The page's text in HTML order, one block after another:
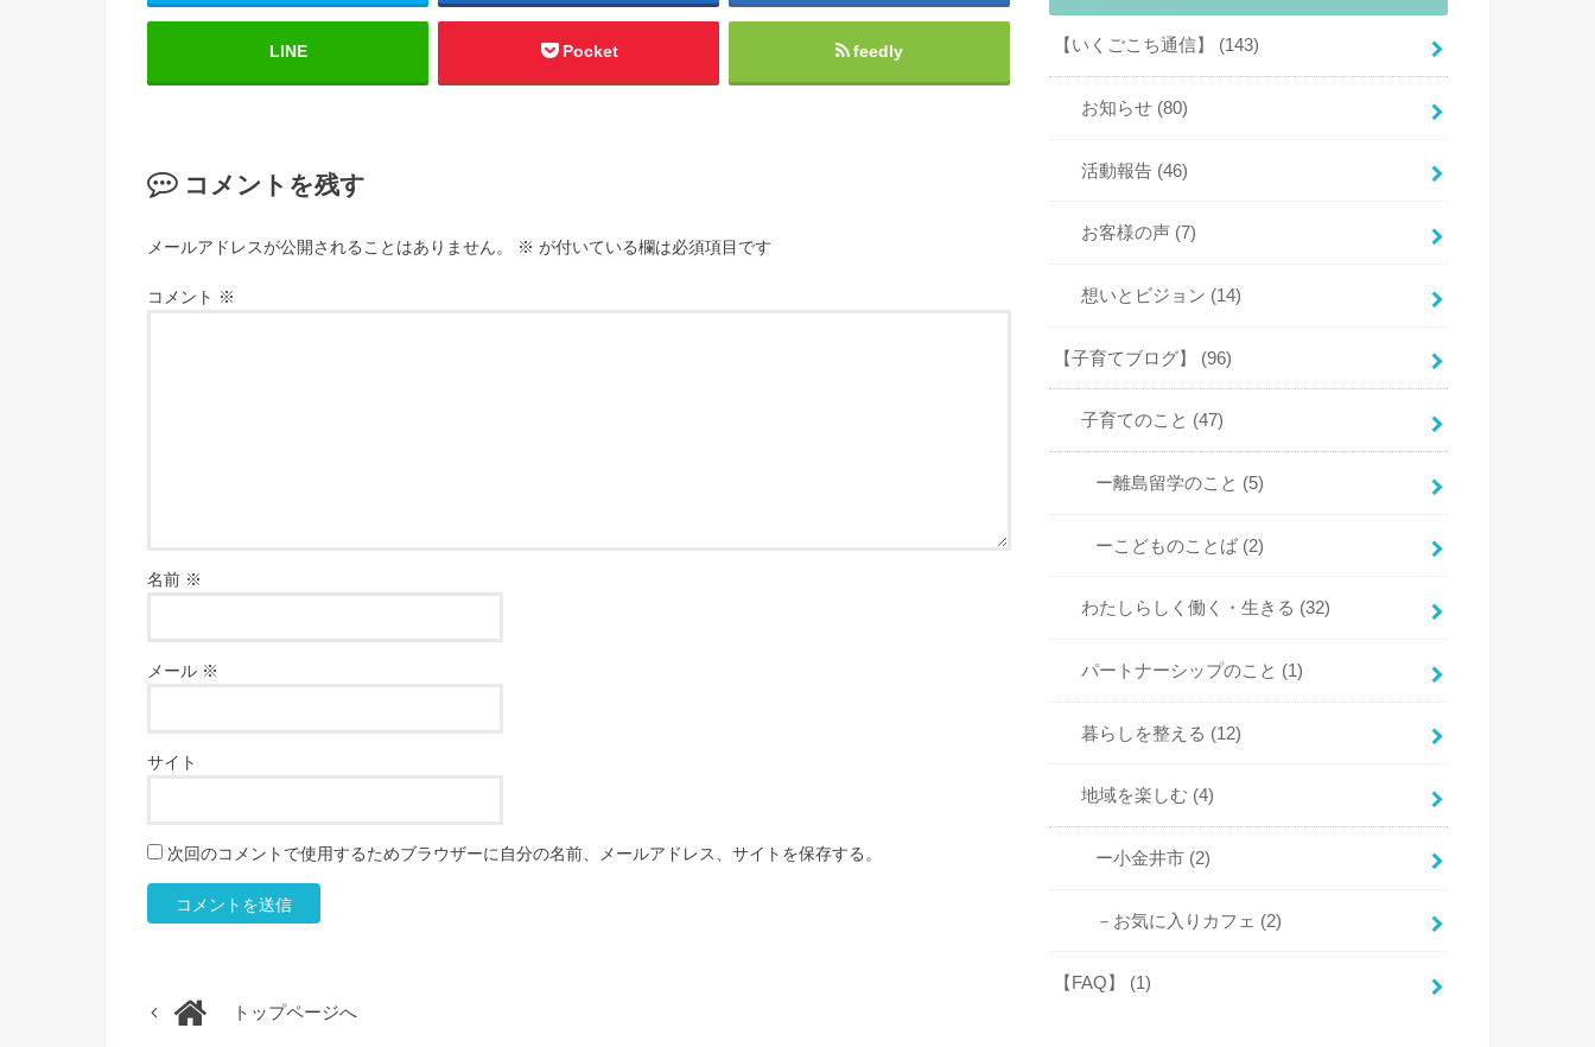
LINE Pocket feedly
コメントを残す
メールアドレスが公開されることはありません。 ※ が付いている欄は必須項目です
コメント ※
名前 ※
メール ※
サイト
次回のコメントで使用するためブラウザーに自分の名前、メールアドレス、サイトを保存する。
トップページへ
【いくごこち通信】 (143)
お知らせ (80)
活動報告 (46)
お客様の声 (7)
想いとビジョン (14)
【子育てブログ】 (96)
子育てのこと (47)
ー離島留学のこと (5)
ーこどものことば (2)
わたしらしく働く・生きる (32)
パートナーシップのこと (1)
暮らしを整える (12)
地域を楽しむ (4)
ー小金井市 (2)
－お気に入りカフェ (2)
【FAQ】 (1)